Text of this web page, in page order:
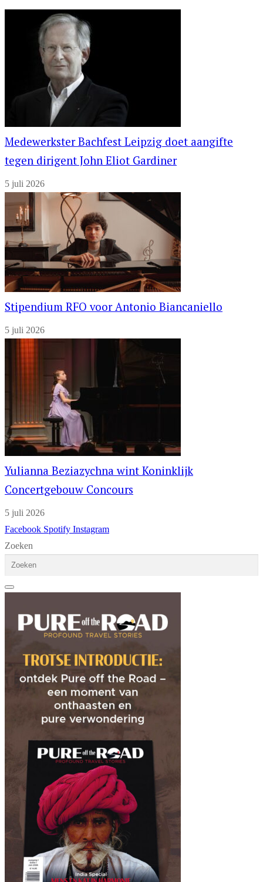
Medewerkster Bachfest Leipzig doet aangifte
tegen dirigent John Eliot Gardiner
5 juli 2026
Stipendium RFO voor Antonio Biancaniello
5 juli 2026
Yulianna Beziazychna wint Koninklijk
Concertgebouw Concours
5 juli 2026
Facebook Spotify Instagram
Zoeken